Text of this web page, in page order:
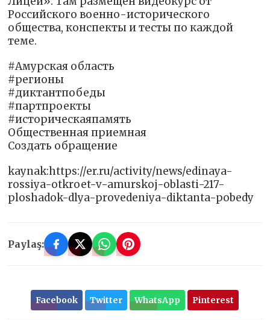
Российского военно-исторического
общества, конспекты и тесты по каждой
теме.
#Амурская область
#регионы
#диктантпобеды
#партпроекты
#историческаяпамять
Общественная приемная
Создать обращение
kaynak:https://er.ru/activity/news/edinaya-
rossiya-otkroet-v-amurskoj-oblasti-217-
ploshadok-dlya-provedeniya-diktanta-pobedy
Paylaş:
Facebook Twitter WhatsApp Pinterest